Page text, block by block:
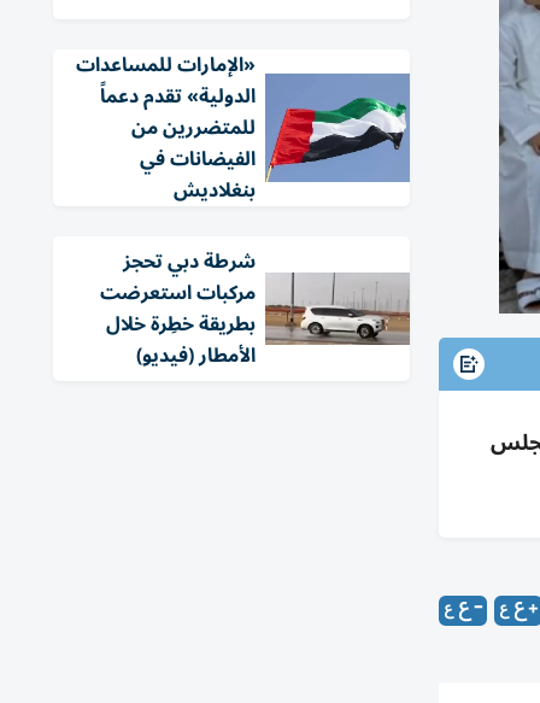
«الإمارات للمساعدات
الدولية» تقدم دعماً
للمتضررين من
الفيضانات في
بنغلاديش
شرطة دبي تحجز
مركبات استعرضت
بطريقة خطِرة خلال
الأمطار (فيديو)